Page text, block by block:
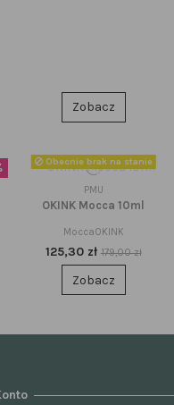
Zobacz
Obecnie brak na stanie
PMU
OKINK Mocca 10ml
MoccaOKINK
125,30 zł 179,00 zł
Zobacz